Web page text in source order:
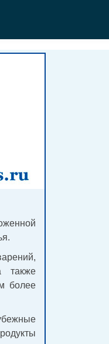
также
более